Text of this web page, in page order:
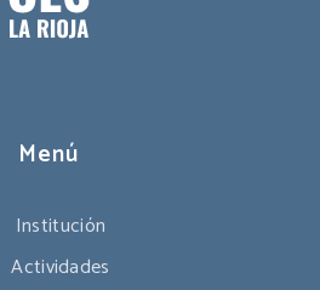
Menú
Institución
Actividades